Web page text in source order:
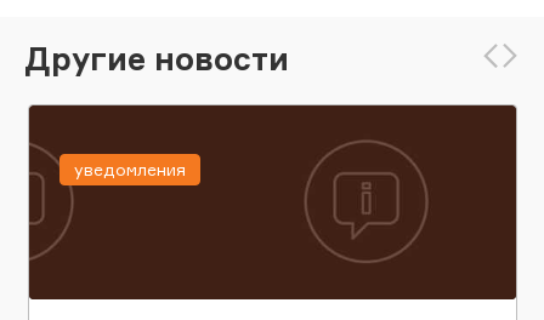
Другие новости
уведомления